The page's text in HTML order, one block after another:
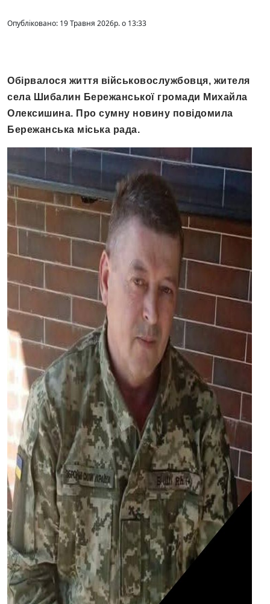
Опубліковано: 19 Травня 2026р. о 13:33
Обірвалося життя військовослужбовця, жителя
села Шибалин Бережанської громади Михайла
Олексишина. Про сумну новину повідомила
Бережанська міська рада.